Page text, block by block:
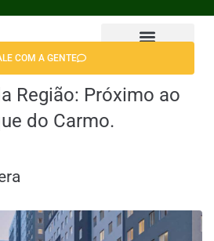
COM A GENTE
Região: Próximo ao
do Carmo.